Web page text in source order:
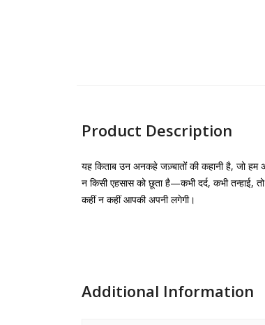
Product Description
यह किताब उन अनकहे जज़्बातों की कहानी है, जो हम
न किसी एहसास को छूता है—कभी दर्द, कभी तन्हाई,
कहीं न कहीं आपकी अपनी लगेगी।
Additional Information